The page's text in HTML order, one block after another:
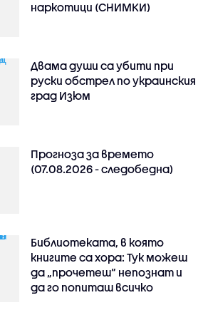
наркотици (СНИМКИ)
Двама души са убити при
руски обстрeл по украинския
град Изюм
Прогноза за времето
(07.08.2026 - следобедна)
Библиотеката, в която
книгите са хора: Тук можеш
да „прочетеш“ непознат и
да го попиташ всичко